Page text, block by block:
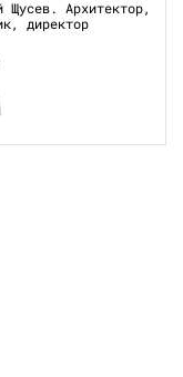
Щусев. Архитектор,
директор